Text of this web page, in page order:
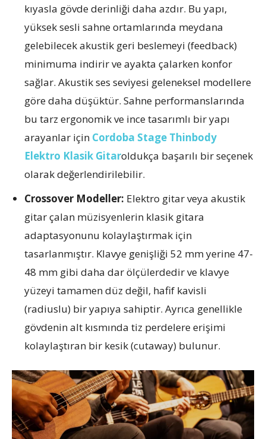
kıyasla gövde derinliği daha azdır. Bu yapı,
yüksek sesli sahne ortamlarında meydana
gelebilecek akustik geri beslemeyi (feedback)
minimuma indirir ve ayakta çalarken konfor
sağlar. Akustik ses seviyesi geleneksel modellere
göre daha düşüktür. Sahne performanslarında
bu tarz ergonomik ve ince tasarımlı bir yapı
arayanlar için Cordoba Stage Thinbody
Elektro Klasik Gitaroldukça başarılı bir seçenek
olarak değerlendirilebilir.
Crossover Modeller: Elektro gitar veya akustik
gitar çalan müzisyenlerin klasik gitara
adaptasyonunu kolaylaştırmak için
tasarlanmıştır. Klavye genişliği 52 mm yerine 47-
48 mm gibi daha dar ölçülerdedir ve klavye
yüzeyi tamamen düz değil, hafif kavisli
(radiuslu) bir yapıya sahiptir. Ayrıca genellikle
gövdenin alt kısmında tiz perdelere erişimi
kolaylaştıran bir kesik (cutaway) bulunur.